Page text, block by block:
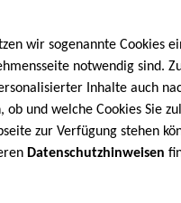
wir sogenannte Cookies
notwendig sind.
Inhalte auch
und welche Cookies Sie
zur Verfügung stehen
Datenschutzhinweisen